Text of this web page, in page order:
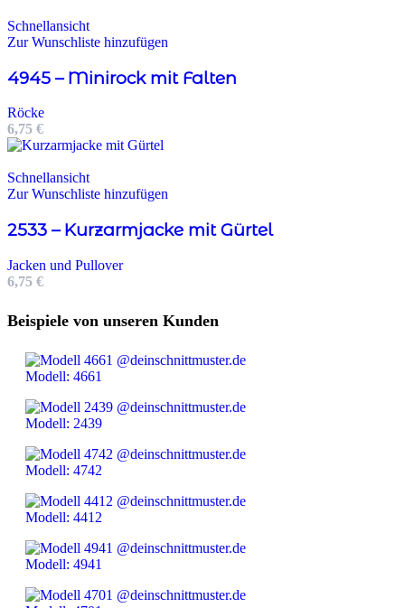
Schnellansicht
Zur Wunschliste hinzufügen
4945 – Minirock mit Falten
Röcke
6,75 €
Schnellansicht
Zur Wunschliste hinzufügen
2533 – Kurzarmjacke mit Gürtel
Jacken und Pullover
6,75 €
Beispiele von unseren Kunden
Modell: 4661
Modell: 2439
Modell: 4742
Modell: 4412
Modell: 4941